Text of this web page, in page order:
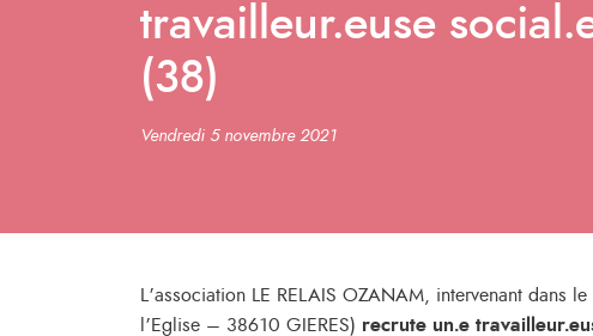
travailleur.euse
(38)
Vendredi 5 novembre 2021
L’association LE RELAIS OZANAM, intervenant
l’Eglise – 38610 GIERES) recrute un.e